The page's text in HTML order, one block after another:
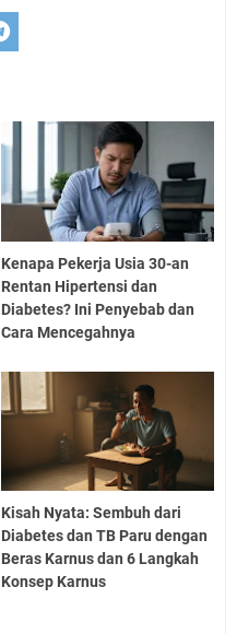
Kenapa Pekerja Usia 30-an
Rentan Hipertensi dan
Diabetes? Ini Penyebab dan
Cara Mencegahnya
Kisah Nyata: Sembuh dari
Diabetes dan TB Paru dengan
Beras Karnus dan 6 Langkah
Konsep Karnus